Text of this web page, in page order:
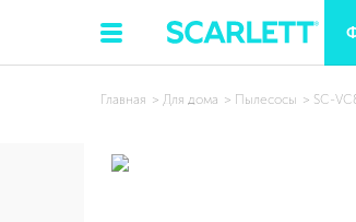
Главная Для дома Пылесосы SC-